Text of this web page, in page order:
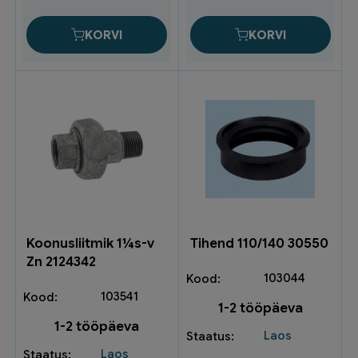
KORVI KORVI
Koonusliitmik 1¼s-v
Zn 2124342
103541
1-2 tööpäeva
Laos
Tihend 110/140 30550
103044
1-2 tööpäeva
Laos